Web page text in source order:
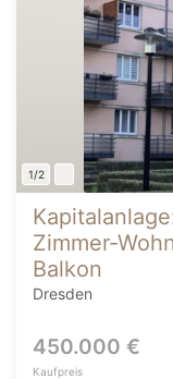
1/2
Zimmer-
Balkon
Dresden
450.000 €
Kaufpreis